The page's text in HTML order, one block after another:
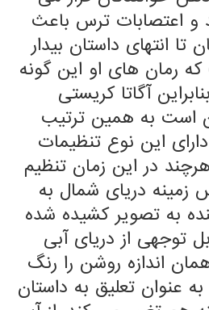
و اعتصابات ترس باعث
تا انتهای داستان بیدار
رمان های او این گونه
آگاتا کریستی
است به همین ترتیب
این نوع تنظیمات
در این زمان تنظیم
دریای شمال به
به تصویر کشیده شده
توجهی از دریای آبی
اندازه روشن را رنگ
عنوان تعلیق به داستان